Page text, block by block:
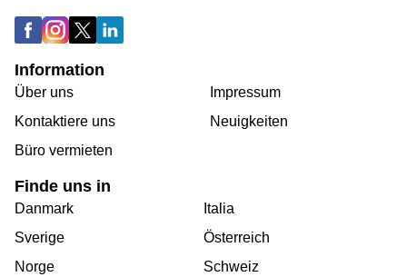
Information
Über uns
Kontaktiere uns
Büro vermieten
Impressum
Neuigkeiten
Finde uns in
Danmark
Sverige
Norge
Italia
Österreich
Schweiz